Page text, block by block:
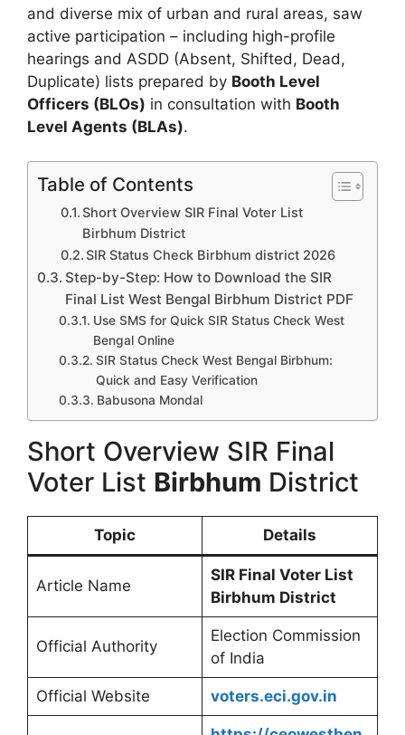
and diverse mix of urban and rural areas, saw
active participation – including high-profile
hearings and ASDD (Absent, Shifted, Dead,
Duplicate) lists prepared by Booth Level
Officers (BLOs) in consultation with Booth
Level Agents (BLAs).
Table of Contents
Short Overview SIR Final Voter List
Birbhum District
SIR Status Check Birbhum district 2026
Step-by-Step: How to Download the SIR
Final List West Bengal Birbhum District PDF
Use SMS for Quick SIR Status Check West
Bengal Online
SIR Status Check West Bengal Birbhum:
Quick and Easy Verification
Babusona Mondal
Short Overview SIR Final
Voter List Birbhum District
Topic Details
Article Name
SIR Final Voter List
Birbhum District
Official Authority
Election Commission
of India
Official Website voters.eci.gov.in